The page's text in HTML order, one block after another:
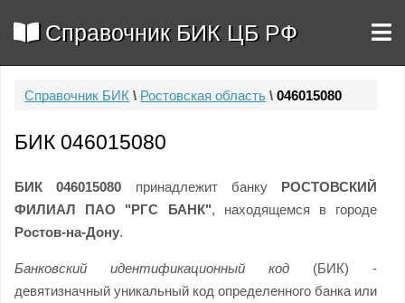
Справочник БИК ЦБ РФ
Справочник БИК \ Ростовская область \ 046015080
БИК 046015080
БИК 046015080 принадлежит банку РОСТОВСКИЙ
ФИЛИАЛ ПАО "РГС БАНК", находящемся в городе
Ростов-на-Дону.
Банковский идентификационный код (БИК) -
девятизначный уникальный код определенного банка или